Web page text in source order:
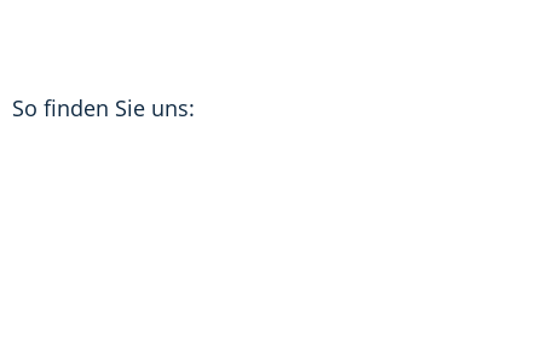
So finden Sie uns: